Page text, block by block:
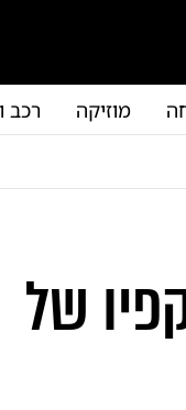
מוזיקה רכב
של